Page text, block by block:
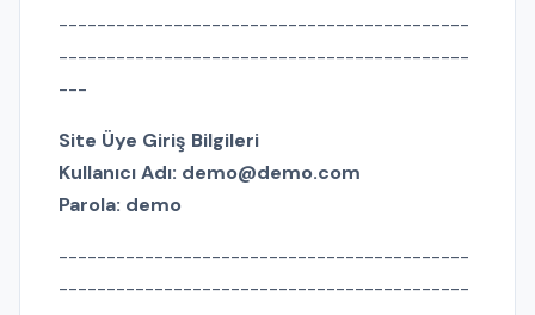
-------------------------------------------
-------------------------------------------
---
Site Üye Giriş Bilgileri
Kullanıcı Adı: demo@demo.com
Parola: demo
-------------------------------------------
-------------------------------------------